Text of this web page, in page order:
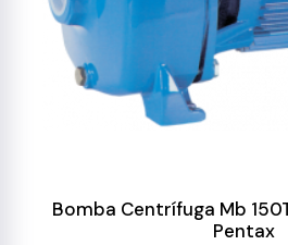
Bomba Centrífuga Mb
Pentax